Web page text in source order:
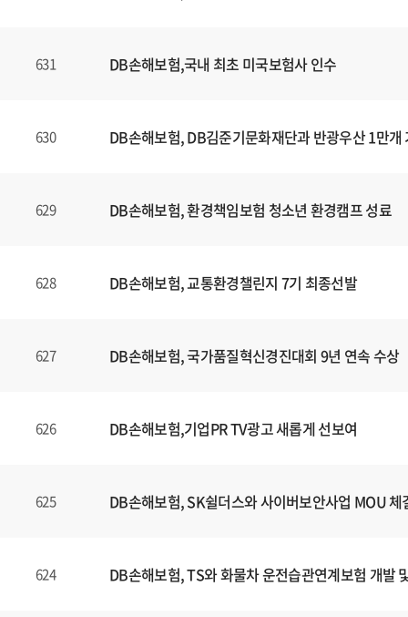
631 DB손해보험,국내 최초 미국보험사 인수
630 DB손해보험, DB김준기문화재단과 반광우산 1만개
629 DB손해보험, 환경책임보험 청소년 환경캠프 성료
628 DB손해보험, 교통환경챌린지 7기 최종선발
627 DB손해보험, 국가품질혁신경진대회 9년 연속 수상
626 DB손해보험,기업PR TV광고 새롭게 선보여
625 DB손해보험, SK쉴더스와 사이버보안사업 MOU 체
624 DB손해보험, TS와 화물차 운전습관연계보험 개발